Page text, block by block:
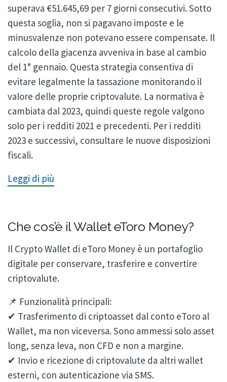
superava €51.645,69 per 7 giorni consecutivi. Sotto
questa soglia, non si pagavano imposte e le
minusvalenze non potevano essere compensate. Il
calcolo della giacenza avveniva in base al cambio
del 1° gennaio. Questa strategia consentiva di
evitare legalmente la tassazione monitorando il
valore delle proprie criptovalute. La normativa è
cambiata dal 2023, quindi queste regole valgono
solo per i redditi 2021 e precedenti. Per i redditi
2023 e successivi, consultare le nuove disposizioni
fiscali.
Leggi di più
Che cos’è il Wallet eToro Money?
Il Crypto Wallet di eToro Money è un portafoglio
digitale per conservare, trasferire e convertire
criptovalute.
📌 Funzionalità principali:
✔ Trasferimento di criptoasset dal conto eToro al
Wallet, ma non viceversa. Sono ammessi solo asset
long, senza leva, non CFD e non a margine.
✔ Invio e ricezione di criptovalute da altri wallet
esterni, con autenticazione via SMS.